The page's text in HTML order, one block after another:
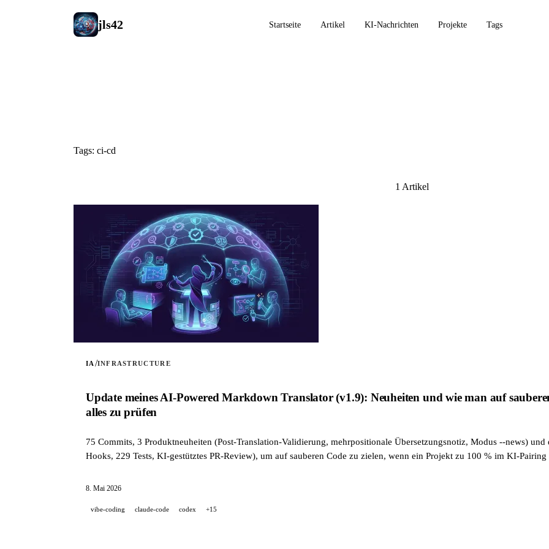
jls42 Startseite Artikel KI-Nachrichten Projekte Tags
Tags: ci-cd
1 Artikel
IA /INFRASTRUCTURE
Update meines AI-Powered Markdown Translator (v1.9): Neuheiten und wie man auf
alles zu prüfen
75 Commits, 3 Produktneuheiten (Post-Translation-Validierung, mehrpositionale Übersetzungsnotiz, Modus --news)
Hooks, 229 Tests, KI-gestütztes PR-Review), um auf sauberen Code zu zielen, wenn ein Projekt zu 100 % im KI-
8. Mai 2026
vibe-coding claude-code codex +15